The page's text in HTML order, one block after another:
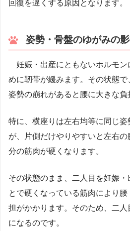
回復を遅くする原因となります。
姿勢・骨盤のゆがみの
妊娠・出産にともないホルモン
めに靭帯が緩みます。その状態
姿勢の崩れがあると腰に大きな負
特に、横座りは左右均等に同じ
が、片側だけやりやすいと左右
分の筋肉が硬くなります。
その状態のまま、二人目を妊娠・
とで硬くなっている筋肉により
担がかかります。そのため、二
になるのです。